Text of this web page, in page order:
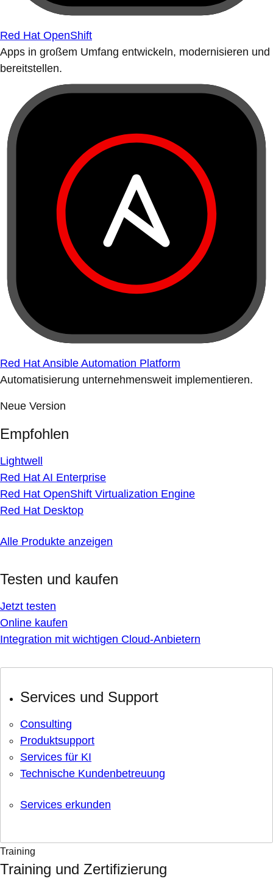
Red Hat OpenShift
Apps in großem Umfang entwickeln, modernisieren und
bereitstellen.
Red Hat Ansible Automation Platform
Automatisierung unternehmensweit implementieren.
Neue Version
Empfohlen
Lightwell
Red Hat AI Enterprise
Red Hat OpenShift Virtualization Engine
Red Hat Desktop
Alle Produkte anzeigen
Testen und kaufen
Jetzt testen
Online kaufen
Integration mit wichtigen Cloud-Anbietern
Services und Support
Consulting
Produktsupport
Services für KI
Technische Kundenbetreuung
Services erkunden
Training
Training und Zertifizierung